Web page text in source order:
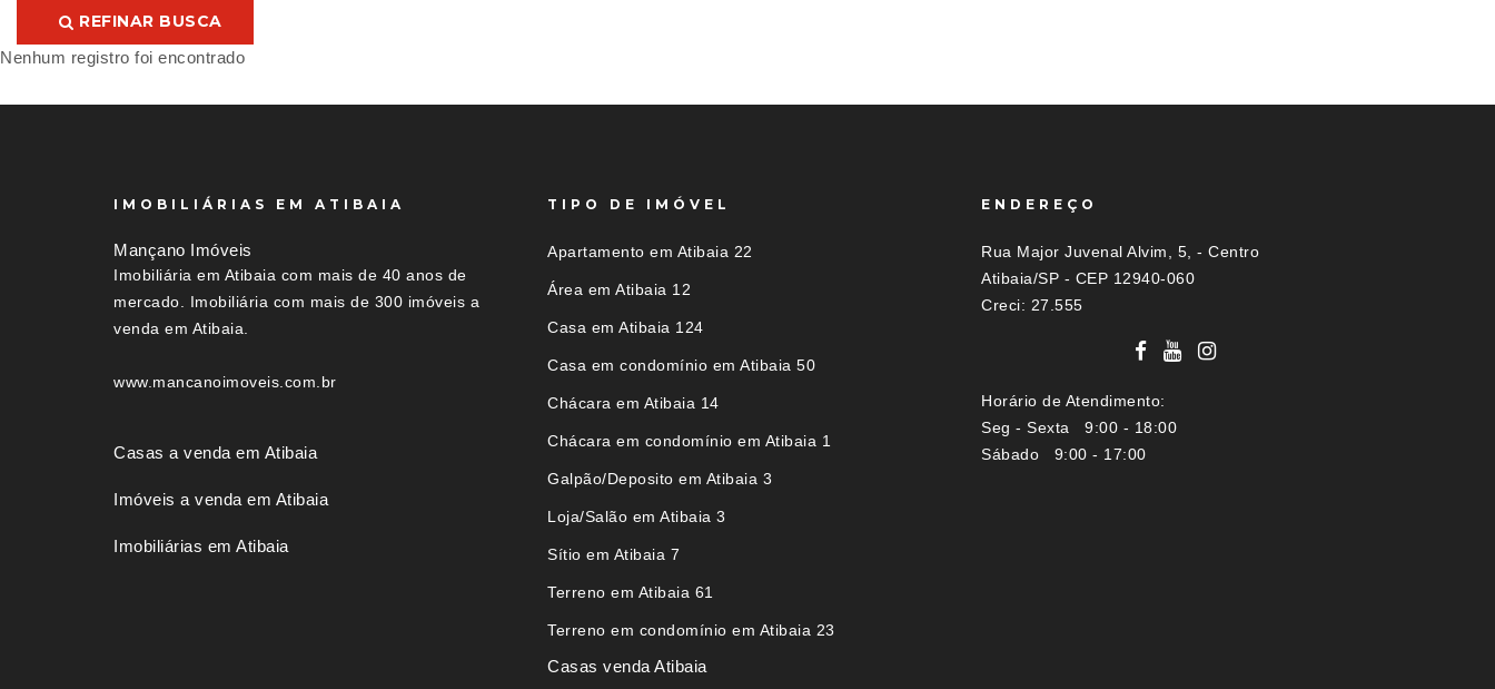
REFINAR BUSCA
Nenhum registro foi encontrado
IMOBILIÁRIAS EM ATIBAIA
Mançano Imóveis
Imobiliária em Atibaia com mais de 40 anos de
mercado. Imobiliária com mais de 300 imóveis a
venda em Atibaia.
www.mancanoimoveis.com.br
Casas a venda em Atibaia
Imóveis a venda em Atibaia
Imobiliárias em Atibaia
TIPO DE IMÓVEL
Apartamento em Atibaia 22
Área em Atibaia 12
Casa em Atibaia 124
Casa em condomínio em Atibaia 50
Chácara em Atibaia 14
Chácara em condomínio em Atibaia 1
Galpão/Deposito em Atibaia 3
Loja/Salão em Atibaia 3
Sítio em Atibaia 7
Terreno em Atibaia 61
Terreno em condomínio em Atibaia 23
Casas venda Atibaia
ENDEREÇO
Rua Major Juvenal Alvim, 5, - Centro
Atibaia/SP - CEP 12940-060
Creci: 27.555
Horário de Atendimento:
Seg - Sexta 9:00 - 18:00
Sábado 9:00 - 17:00